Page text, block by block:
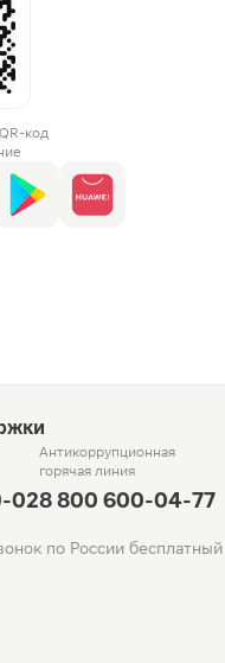
код
02
Антикоррупционная
горячая линия
8 800 600-04-77
по России бесплатный